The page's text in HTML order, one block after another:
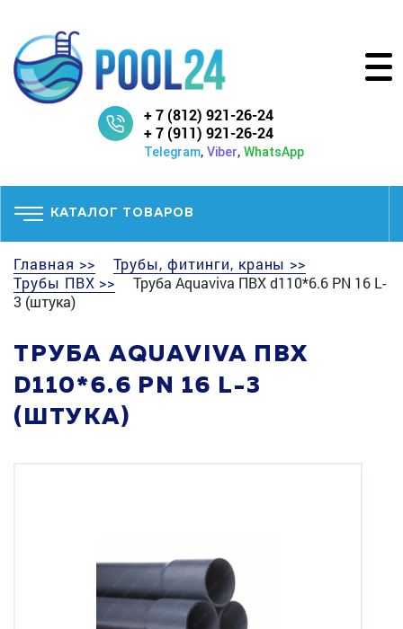
+ 7 (812) 921-26-24
+ 7 (911) 921-26-24
Telegram, Viber, WhatsApp
КАТАЛОГ ТОВАРОВ
Главная >>
Трубы, фитинги, краны >>
Трубы ПВХ >>
Труба Aquaviva ПВХ d110*6.6 PN 16 L-
3 (штука)
ТРУБА AQUAVIVA ПВХ
D110*6.6 PN 16 L-3
(ШТУКА)